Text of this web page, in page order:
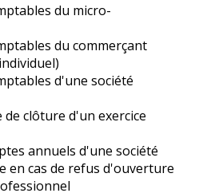
du micro-
du commerçant
d'une société
clôture d'un exercice
annuels d'une société
en cas de refus d'ouverture